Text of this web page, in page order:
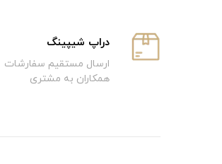
دراپ شیپینگ
ارسال مستقیم سفارشات
همکاران به مشتری